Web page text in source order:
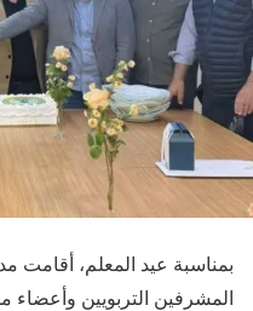
بمناسبة عيد المعلم، أقامت
المشرفين التربويين وأعضاء